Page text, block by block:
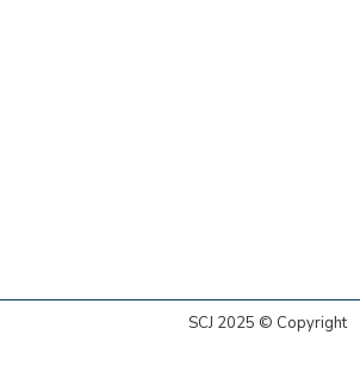
SCJ 2025 © Copyright